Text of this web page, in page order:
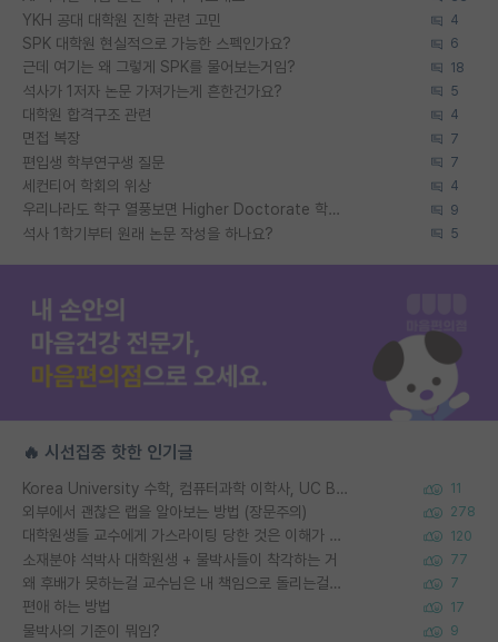
YKH 공대 대학원 진학 관련 고민 4
SPK 대학원 현실적으로 가능한 스펙인가요? 6
근데 여기는 왜 그렇게 SPK를 물어보는거임? 18
석사가 1저자 논문 가져가는게 흔한건가요? 5
대학원 합격구조 관련 4
면접 복장 7
편입생 학부연구생 질문 7
세컨티어 학회의 위상 4
우리나라도 학구 열풍보면 Higher Doctorate 학위가 필요하다고 봅니다. 9
석사 1학기부터 원래 논문 작성을 하나요? 5
🔥 시선집중 핫한 인기글
Korea University 수학, 컴퓨터과학 이학사, UC Berkeley 산업공학 대학원 공학박사가 되는 것은 쉽지 않겠죠? 11
외부에서 괜찮은 랩을 알아보는 방법 (장문주의) 278
대학원생들 교수에게 가스라이팅 당한 것은 이해가 갑니다. 안타깝네요. 120
소재분야 석박사 대학원생 + 물박사들이 착각하는 거 77
왜 후배가 못하는걸 교수님은 내 책임으로 돌리는걸까요? 7
편애 하는 방법 17
물박사의 기준이 뭐임? 9